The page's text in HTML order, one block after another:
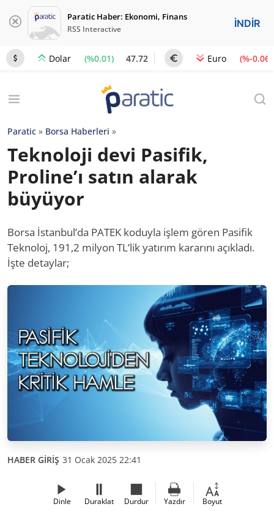
Paratic Haber: Ekonomi, Finans
RSS Interactive İNDİR
Dolar (%0.01) 47.72 Euro (%-0.06)
Paratic » Borsa Haberleri »
Teknoloji devi Pasifik,
Proline’ı satın alarak
büyüyor
Borsa İstanbul’da PATEK koduyla işlem gören Pasifik
Teknoloj, 191,2 milyon TL’lik yatırım kararını açıkladı.
İşte detaylar;
HABER GİRİŞ 31 Ocak 2025 22:41
Dinle Duraklat Durdur Yazdır Boyut